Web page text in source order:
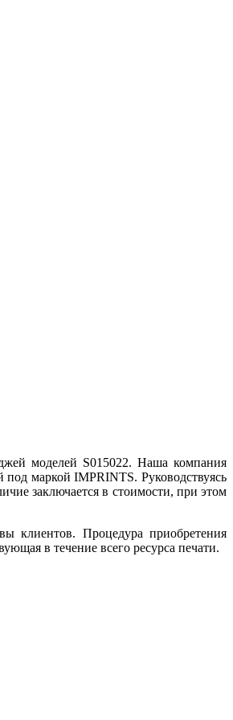
моделей S015022. Наша компания
под маркой IMPRINTS. Руководствуясь
заключается в стоимости, при этом
клиентов. Процедура приобретения
в течение всего ресурса печати.